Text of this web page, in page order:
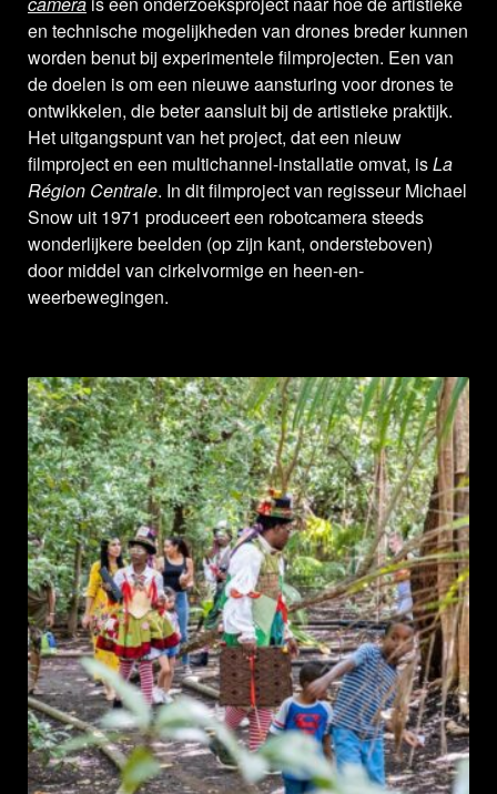
en technische mogelijkheden van drones breder kunnen
worden benut bij experimentele filmprojecten. Een van
de doelen is om een nieuwe aansturing voor drones te
ontwikkelen, die beter aansluit bij de artistieke praktijk.
Het uitgangspunt van het project, dat een nieuw
filmproject en een multichannel-installatie omvat, isLa
Région Centrale. In dit filmproject van regisseur Michael
Snow uit 1971 produceert een robotcamera steeds
wonderlijkere beelden (op zijn kant, ondersteboven)
door middel van cirkelvormige en heen-en-
weerbewegingen.